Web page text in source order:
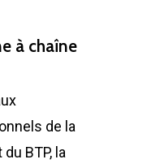
à chaîne
de la
BTP, la